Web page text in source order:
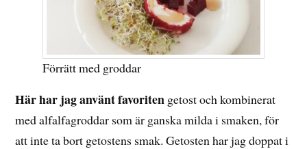
Förrätt med groddar
Här har jag använt favoriten getost och kombinerat
med alfalfagroddar som är ganska milda i smaken, för
att inte ta bort getostens smak. Getosten har jag doppat i